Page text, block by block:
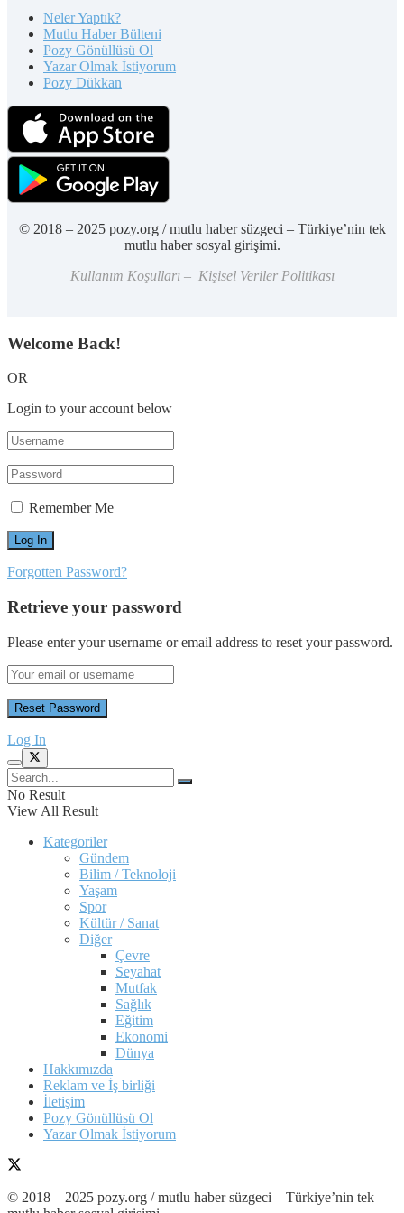
Neler Yaptık?
Mutlu Haber Bülteni
Pozy Gönüllüsü Ol
Yazar Olmak İstiyorum
Pozy Dükkan
© 2018 – 2025 pozy.org / mutlu haber süzgeci – Türkiye’nin tek
mutlu haber sosyal girişimi.
Kullanım Koşulları – Kişisel Veriler Politikası
Welcome Back!
OR
Login to your account below
Remember Me
Forgotten Password?
Retrieve your password
Please enter your username or email address to reset your password.
Log In
No Result
View All Result
Kategoriler
Gündem
Bilim / Teknoloji
Yaşam
Spor
Kültür / Sanat
Diğer
Çevre
Seyahat
Mutfak
Sağlık
Eğitim
Ekonomi
Dünya
Hakkımızda
Reklam ve İş birliği
İletişim
Pozy Gönüllüsü Ol
Yazar Olmak İstiyorum
© 2018 – 2025 pozy.org / mutlu haber süzgeci – Türkiye’nin tek